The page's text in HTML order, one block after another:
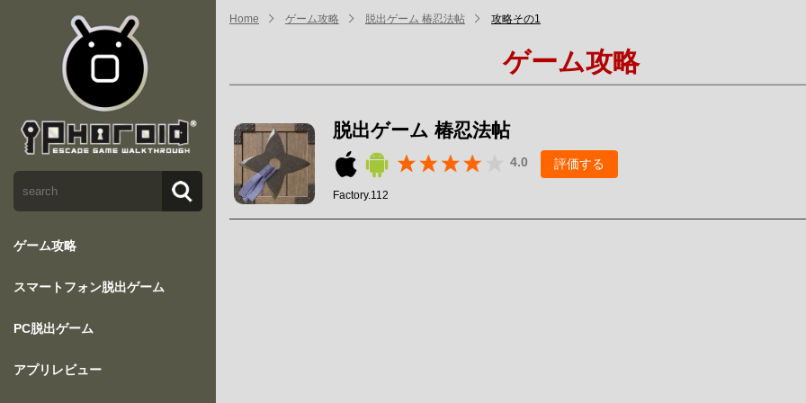
ゲーム攻略
スマートフォン脱出ゲーム
PC脱出ゲーム
アプリレビュー
Home ゲーム攻略 脱出ゲーム 椿忍法帖 攻略その1
ゲーム攻略
脱出ゲーム 椿忍法帖
4.0 評価する
Factory.112